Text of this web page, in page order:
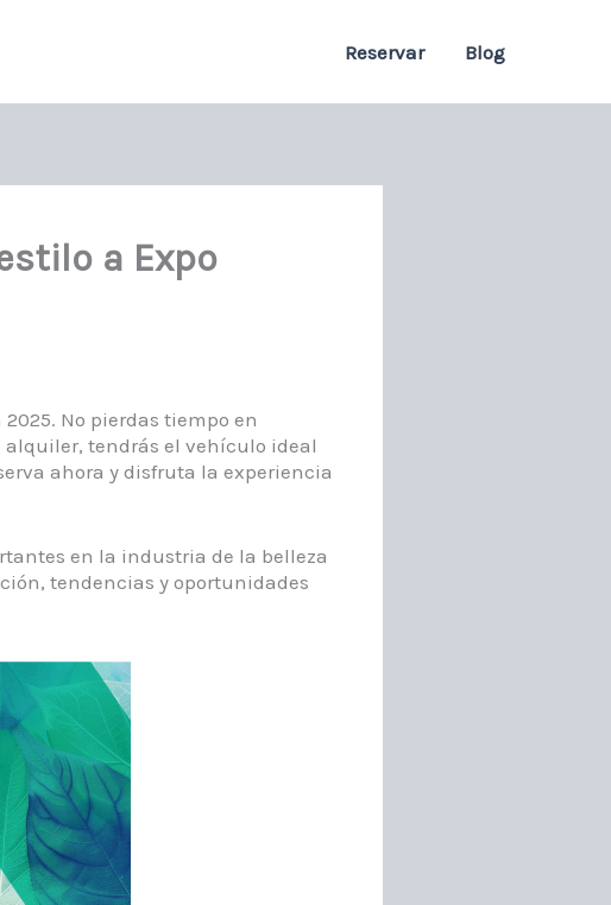
Reservar Blog
a Expo
No pierdas tiempo en
tendrás el vehículo ideal
ahora y disfruta la experiencia
en la industria de la belleza
tendencias y oportunidades